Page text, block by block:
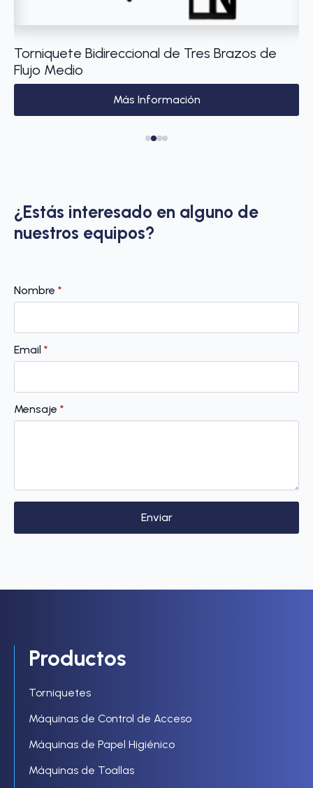
Torniquete Bidireccional de Tres Brazos de
Flujo Medio
Más Información
¿Estás interesado en alguno de
nuestros equipos?
Nombre *
Email *
Mensaje *
Enviar
Productos
Torniquetes
Máquinas de Control de Acceso
Máquinas de Papel Higiénico
Máquinas de Toallas